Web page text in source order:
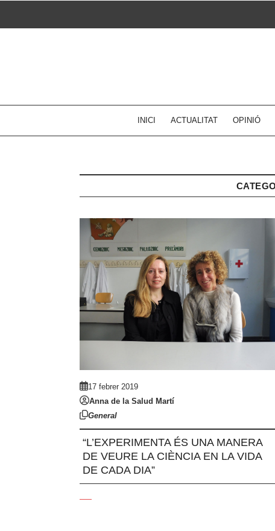
INICI ACTUALITAT OPINIÓ
17 febrer 2019
Anna de la Salud Martí
General
“L’EXPERIMENTA ÉS UNA MANERA
DE VEURE LA CIÈNCIA EN LA VIDA
DE CADA DIA”